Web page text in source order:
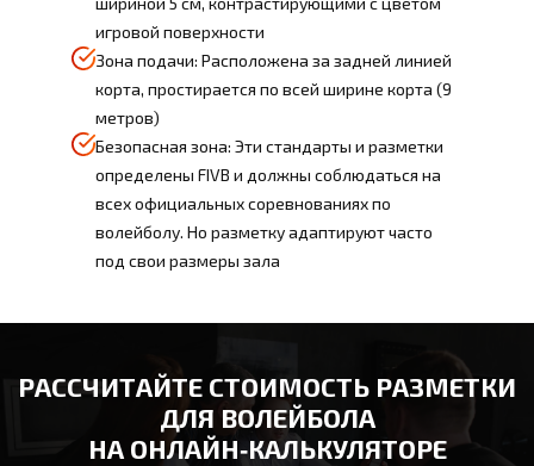
игровой поверхности
Зона подачи: Расположена за задней линией
корта, простирается по всей ширине корта (9
метров)
Безопасная зона: Эти стандарты и разметки
определены FIVB и должны соблюдаться на
всех официальных соревнованиях по
волейболу. Но разметку адаптируют часто
под свои размеры зала
РАССЧИТАЙТЕ СТОИМОСТЬ РАЗМЕТКИ
ДЛЯ ВОЛЕЙБОЛА
НА ОНЛАЙН‑КАЛЬКУЛЯТОРЕ